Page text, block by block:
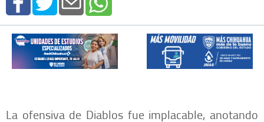
La ofensiva de Diablos fue implacable, anotando